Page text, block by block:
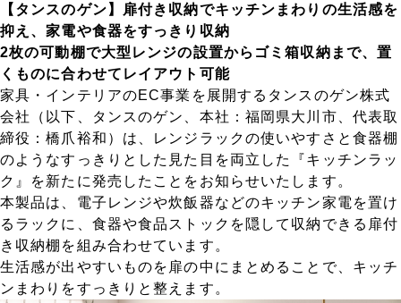
【タンスのゲン】扉付き収納でキッチンまわりの生活感を
抑え、家電や食器をすっきり収納
2枚の可動棚で大型レンジの設置からゴミ箱収納まで、置
くものに合わせてレイアウト可能
家具・インテリアのEC事業を展開するタンスのゲン株式
会社（以下、タンスのゲン、本社：福岡県大川市、代表取
締役：橋爪裕和）は、レンジラックの使いやすさと食器棚
のようなすっきりとした見た目を両立した『キッチンラッ
ク』を新たに発売したことをお知らせいたします。
本製品は、電子レンジや炊飯器などのキッチン家電を置け
るラックに、食器や食品ストックを隠して収納できる扉付
き収納棚を組み合わせています。
生活感が出やすいものを扉の中にまとめることで、キッチ
ンまわりをすっきりと整えます。